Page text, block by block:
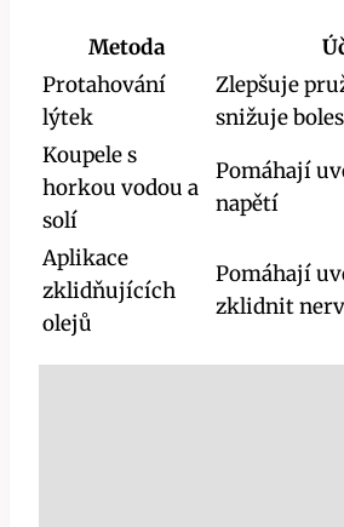
Metoda
Protahování
lýtek
Zlepšuje
snižuje
Koupele ​s
horkou vodou a
‍solí
Pomáhají
napětí
Aplikace
zklidňujících
‍olejů
Pomáhají
zklidnit⁣